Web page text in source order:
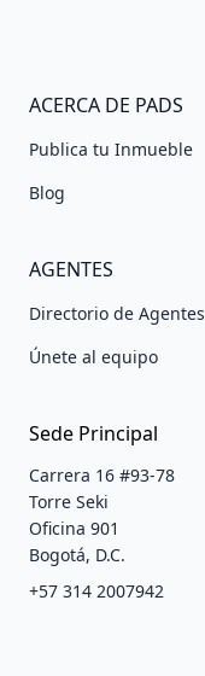
ACERCA DE PADS
Publica tu Inmueble
Blog
AGENTES
Directorio de Agentes
Únete al equipo
Sede Principal
Carrera 16 #93-78
Torre Seki
Oficina 901
Bogotá, D.C.
+57 314 2007942